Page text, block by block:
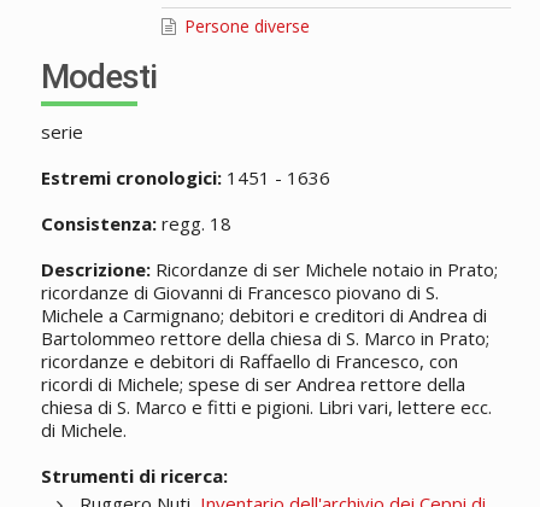
Persone diverse
Modesti
serie
Estremi cronologici:1451 - 1636
Consistenza:regg. 18
Descrizione:Ricordanze di ser Michele notaio in Prato;
ricordanze di Giovanni di Francesco piovano di S.
Michele a Carmignano; debitori e creditori di Andrea di
Bartolommeo rettore della chiesa di S. Marco in Prato;
ricordanze e debitori di Raffaello di Francesco, con
ricordi di Michele; spese di ser Andrea rettore della
chiesa di S. Marco e fitti e pigioni. Libri vari, lettere ecc.
di Michele.
Strumenti di ricerca: